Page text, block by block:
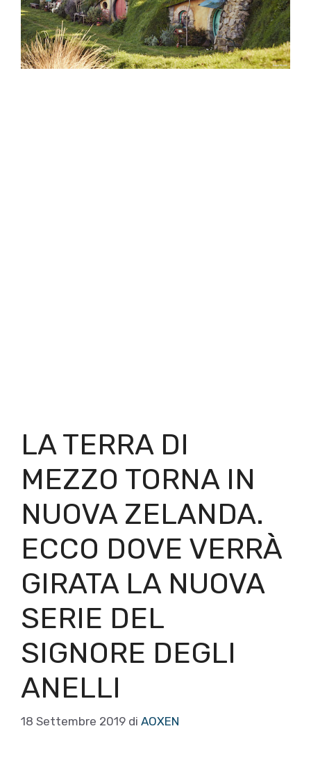
LA TERRA DI
MEZZO TORNA IN
NUOVA ZELANDA.
ECCO DOVE VERRÀ
GIRATA LA NUOVA
SERIE DEL
SIGNORE DEGLI
ANELLI
18 Settembre 2019 di AOXEN